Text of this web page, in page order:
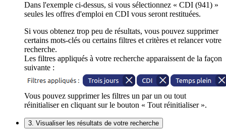
Dans l'exemple ci-dessus, si vous sélectionnez « CDI (941) »
seules les offres d'emploi en CDI vous seront restituées.
Si vous obtenez trop peu de résultats, vous pouvez supprimer
certains mots-clés ou certains filtres et critères et relancer votre
recherche.
Les filtres appliqués à votre recherche apparaissent de la façon
suivante :
Vous pouvez supprimer les filtres un par un ou tout
réinitialiser en cliquant sur le bouton « Tout réinitialiser ».
3. Visualiser les résultats de votre recherche